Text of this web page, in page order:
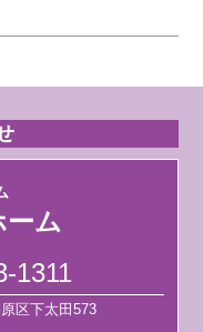
ーム
1311
区下太田573